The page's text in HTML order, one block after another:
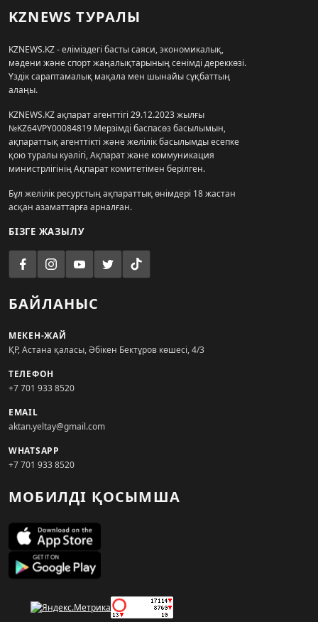
KZNEWS ТУРАЛЫ
KZNEWS.KZ - еліміздегі басты саяси, экономикалық,
мәдени және спорт жаңалықтарының сенімді дереккөзі.
Үздік сараптамалық мақала мен шынайы сұқбаттың
алаңы.
KZNEWS.KZ ақпарат агенттігі 29.12.2023 жылғы
№KZ64VPY00084819 Мерзімді баспасөз басылымын,
ақпараттық агенттікті және желілік басылымды есепке
қою туралы куәлігі, Ақпарат және коммуникация
министрлігінің Ақпарат комитетімен берілген.
Бұл желілік ресурстың ақпараттық өнімдері 18 жастан
асқан азаматтарға арналған.
БІЗГЕ ЖАЗЫЛУ
БАЙЛАНЫС
МЕКЕН-ЖАЙ
ҚР, Астана қаласы, Әбікен Бектұров көшесі, 4/3
ТЕЛЕФОН
+7 701 933 8520
EMAIL
aktan.yeltay@gmail.com
WHATSAPP
+7 701 933 8520
МОБИЛДІ ҚОСЫМША